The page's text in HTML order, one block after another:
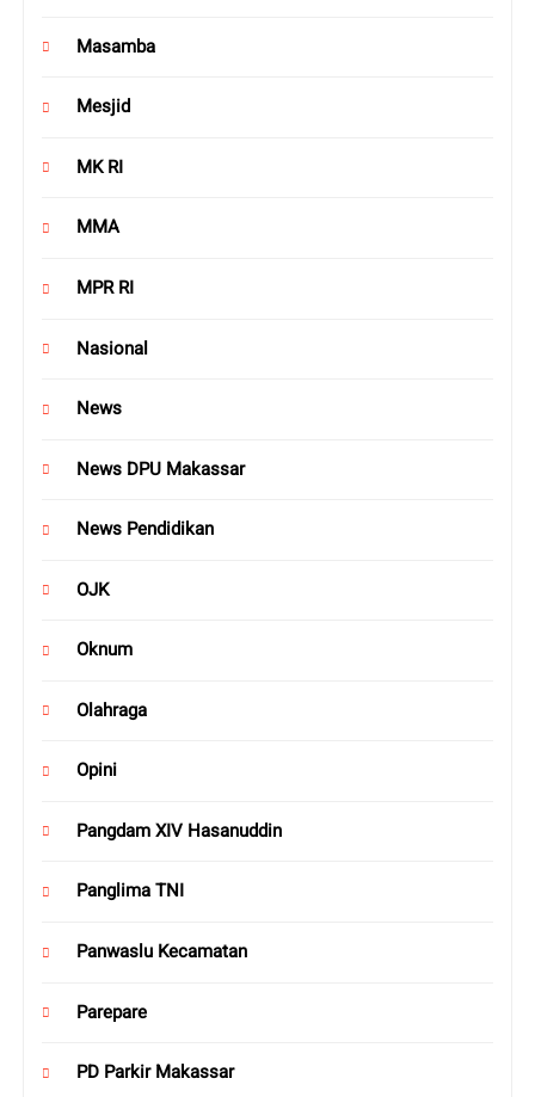
Masamba
Mesjid
MK RI
MMA
MPR RI
Nasional
News
News DPU Makassar
News Pendidikan
OJK
Oknum
Olahraga
Opini
Pangdam XIV Hasanuddin
Panglima TNI
Panwaslu Kecamatan
Parepare
PD Parkir Makassar